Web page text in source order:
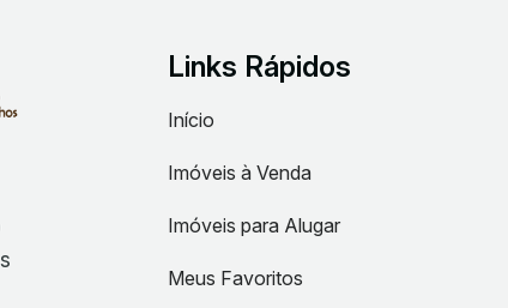
Links Rápidos
Início
Imóveis à Venda
Imóveis para Alugar
Meus Favoritos